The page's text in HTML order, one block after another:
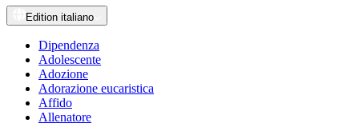
Edition italiano
Dipendenza
Adolescente
Adozione
Adorazione eucaristica
Affido
Allenatore